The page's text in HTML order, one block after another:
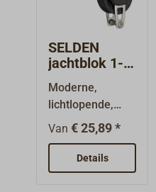
SELDEN
jachtblok 1-
schijfs
Moderne,
lichtlopende,
eenschijfs
draaibare
blokken met
glijlager,
Van€ 25,89 *
Details